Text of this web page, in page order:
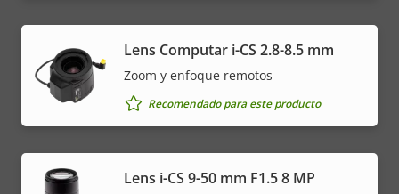
Lens Computar i-CS 2.8-8.5 mm
Zoom y enfoque remotos
Recomendado para este producto
Lens i-CS 9-50 mm F1.5 8 MP